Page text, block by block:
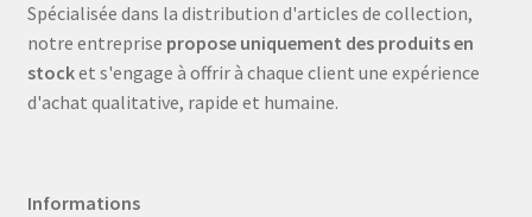
Spécialisée dans la distribution d'articles de collection,
notre entreprise propose uniquement des produits en
stocket s'engage à offrir à chaque client une expérience
d'achat qualitative, rapide et humaine.
Informations